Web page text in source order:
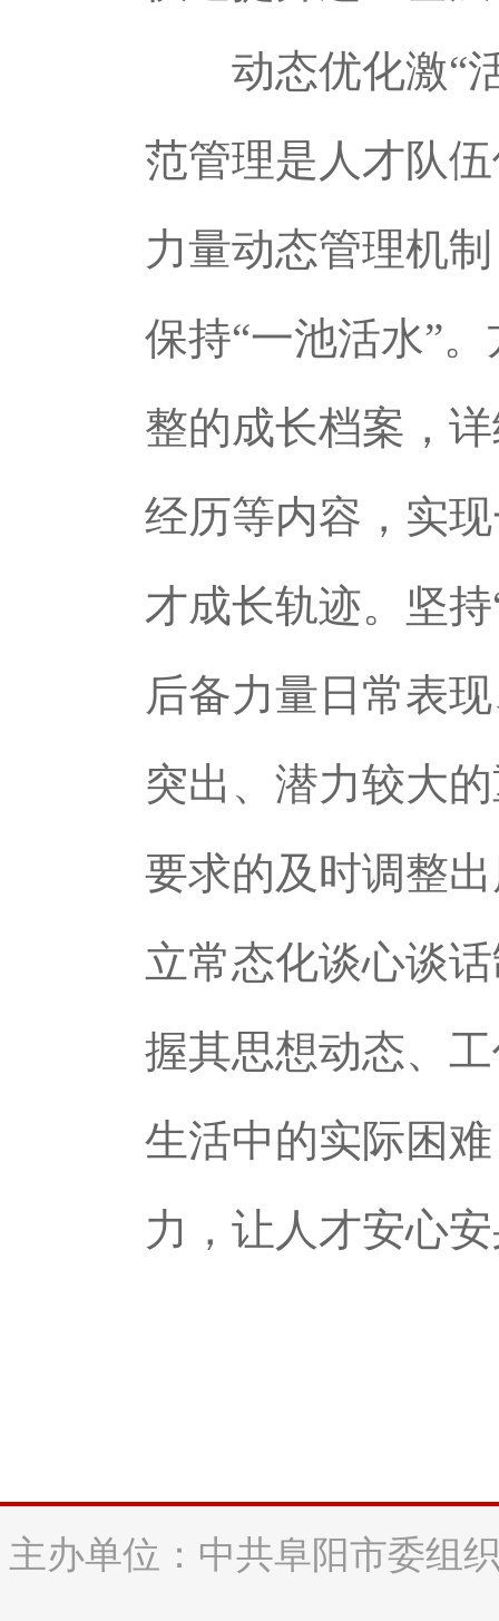
动态优化激“活
范管理是人才队
力量动态管理机
保持“一池活水”
整的成长档案，
经历等内容，实
才成长轨迹。坚
后备力量日常表
突出、潜力较大
要求的及时调整
立常态化谈心谈
握其思想动态、
生活中的实际困
力，让人才安心
主办单位：中共阜阳市委组